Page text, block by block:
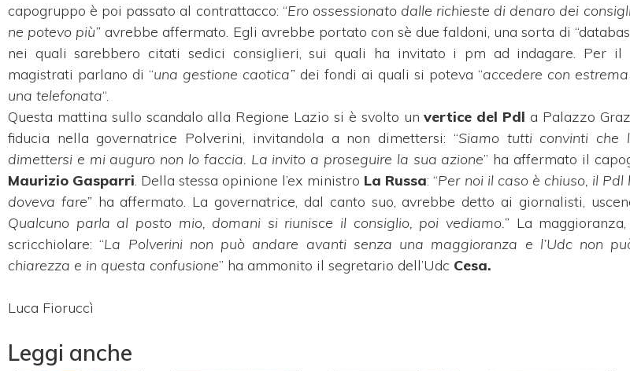
capogruppo è poi passato al contrattacco: “Ero ossessionato dalle richieste di denaro dei
ne potevo più” avrebbe affermato. Egli avrebbe portato con sè due faldoni, una sorta di
nei quali sarebbero citati sedici consiglieri, sui quali ha invitato i pm ad indagare. Per il
magistrati parlano di “una gestione caotica” dei fondi ai quali si poteva “accedere con
una telefonata“.
Questa mattina sullo scandalo alla Regione Lazio si è svolto unvertice del Pdl a Palazzo
fiducia nella governatrice Polverini, invitandola a non dimettersi: “Siamo tutti convinti che
dimettersi e mi auguro non lo faccia. La invito a proseguire la sua azione” ha affermato il
Maurizio Gasparri . Della stessa opinione l’ex ministro La Russa: “Per noi il caso è chiuso, il
doveva fare”ha affermato. La governatrice, dal canto suo, avrebbe detto ai giornalisti,
Qualcuno parla al posto mio, domani si riunisce il consiglio, poi vediamo.” La
scricchiolare: “La Polverini non può andare avanti senza una maggioranza e l’Udc non
chiarezza e in questa confusione” ha ammonito il segretario dell’Udc Cesa.
Luca Fioruccì
Leggi anche